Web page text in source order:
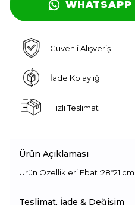
WHATSAPP
Güvenli Alışveriş
İade Kolaylığı
Hızlı Teslimat
Ürün Açıklaması
Ürün Özellikleri:Ebat :28*21 cm
Teslimat, İade & Değişim